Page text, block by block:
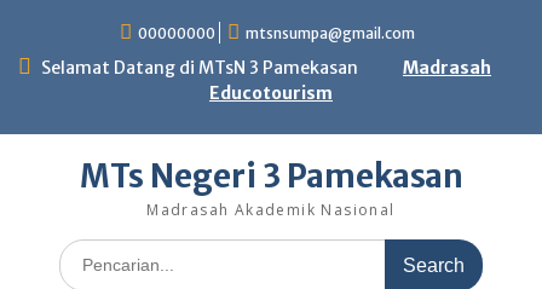
content
00000000 mtsnsumpa@gmail.com
Selamat Datang di MTsN 3 Pamekasan
Madrasah
Educotourism
MTs Negeri 3 Pamekasan
Madrasah Akademik Nasional
Search
for: